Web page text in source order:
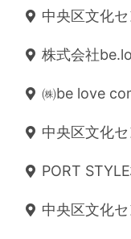
中央区文化
株式会社
㈱be love
中央区文化
PORT
中央区文化